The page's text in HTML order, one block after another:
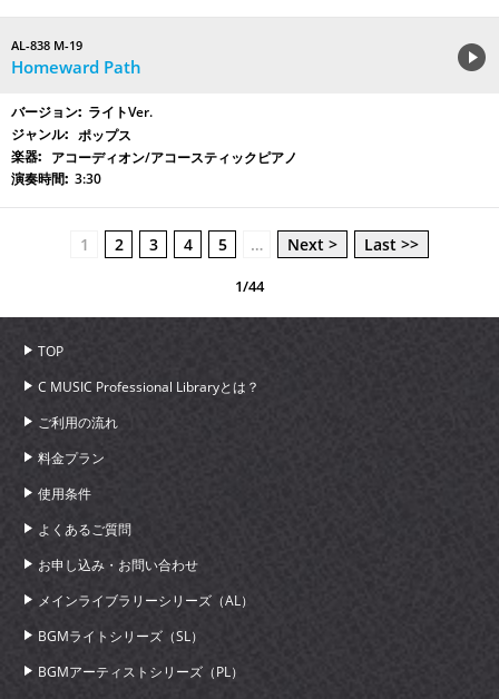
AL-838 M-19
Homeward Path
ライトVer.
ポップス
アコーディオン/アコースティックピアノ
3:30
1 2 3 4 5 … Next > Last >>
1/44
TOP
C MUSIC Professional Libraryとは？
ご利用の流れ
料金プラン
使用条件
よくあるご質問
お申し込み・お問い合わせ
メインライブラリーシリーズ（AL）
BGMライトシリーズ（SL）
BGMアーティストシリーズ（PL）